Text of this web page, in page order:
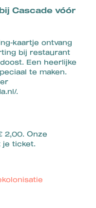
Cascade vóór
kaartje ontvang
bij restaurant
Een heerlijke
te maken.
.
2,00. Onze
je ticket.